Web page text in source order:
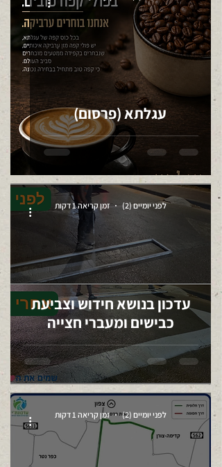
עגלתא (פרסום)
עדכון בנושא חידוש וצביעת
כבישים ומעברי חצייה
לפני יומיים (2) זמן קריאה 1 דקות
לפני יומיים (2) זמן קריאה 1 דקות